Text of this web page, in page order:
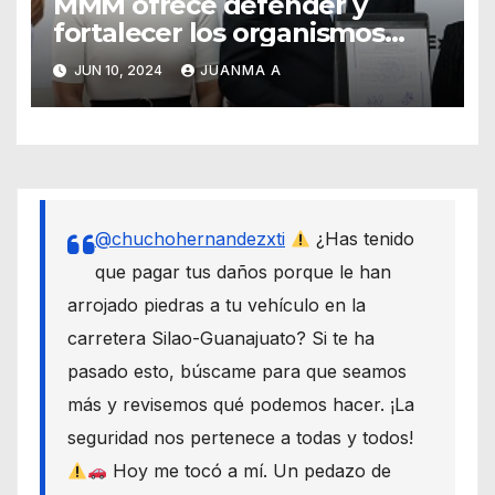
fortalecer los organismos
autónomos desde el Senado
JUN 10, 2024 JUANMA A
@chuchohernandezxti
¿Has tenido
que pagar tus daños porque le han
arrojado piedras a tu vehículo en la
carretera Silao-Guanajuato? Si te ha
pasado esto, búscame para que seamos
más y revisemos qué podemos hacer. ¡La
seguridad nos pertenece a todas y todos!
Hoy me tocó a mí. Un pedazo de